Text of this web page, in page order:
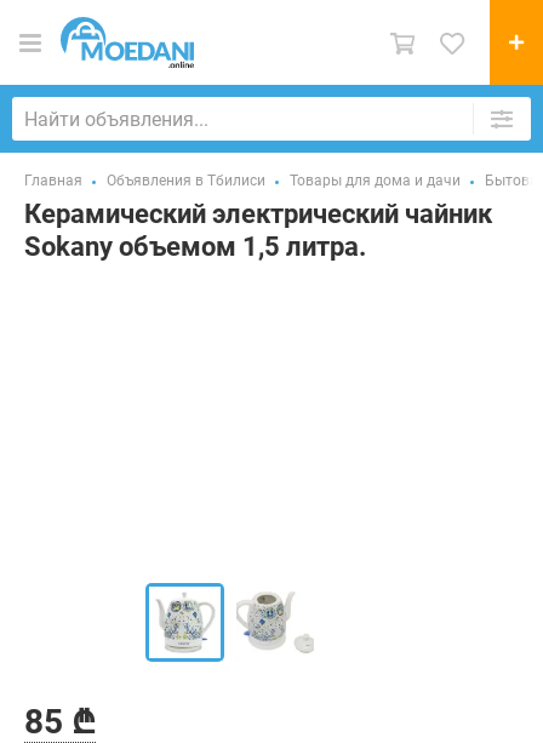
Главная Объявления в Тбилиси Товары для дома и дачи
Керамический электрический чайник
Sokany объемом 1,5 литра.
85 ₾